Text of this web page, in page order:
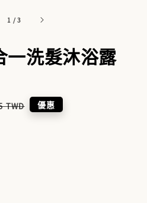
1 /3
一洗髮沐浴露
TWD 優惠